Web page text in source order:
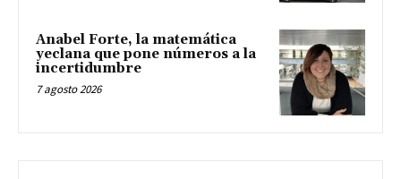
Anabel Forte, la matemática
yeclana que pone números a la
incertidumbre
7 agosto 2026